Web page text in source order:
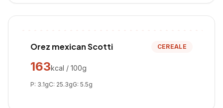
Orez mexican Scotti CEREALE
163kcal / 100g
P: 3.1gC: 25.3gG: 5.5g